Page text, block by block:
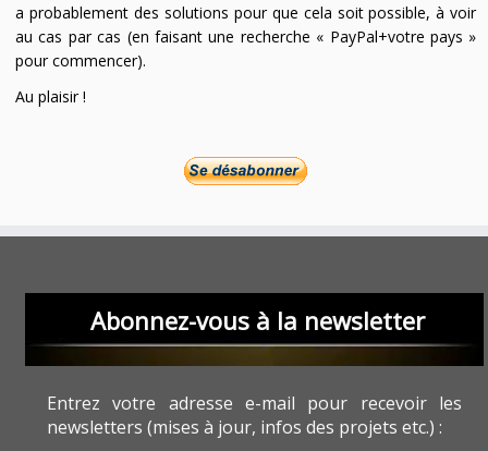
a probablement des solutions pour que cela soit possible, à voir
au cas par cas (en faisant une recherche « PayPal+votre pays »
pour commencer).
Au plaisir !
Abonnez-vous à la newsletter
Entrez votre adresse e-mail pour recevoir les
newsletters (mises à jour, infos des projets etc.) :